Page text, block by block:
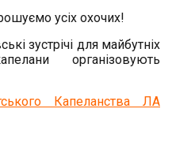
усіх охочих!
зустрічі для майбутніх
організовують
Капеланства ЛА